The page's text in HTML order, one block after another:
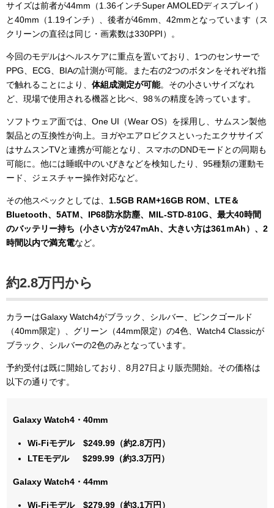
サイズは前者が44mm（1.36インチSuper AMOLEDディスプレイ）
と40mm（1.19インチ）、後者が46mm、42mmとなっています（ス
クリーンの直径は同じ・画素数は330PPI）。
今回のモデルはヘルスケアに重点を置いており、1つのセンサーで
PPG、ECG、BIAの計測が可能。また右の2つのボタンをそれぞれ指
で触れることにより、 体組成測定が可能。その小さいサイズなれ
ど、現場で使用される機器と比べ、98％の精度を誇っています。
ソフトウェア面では、One UI（Wear OS）を採用し、サムスン製他
製品との互換性が向上。ヨガやエアロビクスといったエクササイズ
はサムスンTVと連携が可能となり、スマホのDNDモードとの同期も
可能に。他には睡眠中のいびきなどを検知したり、95種類の運動モ
ード、ジェスチャー操作対応など。
その他スペックとしては、 1.5GB RAM+16GB ROM、LTE＆
Bluetooth、5ATM、IP68防水防塵、MIL-STD-810G、最大40時間
のバッテリー持ち（小さい方が247mAh、大きい方は361ｍAh）、2
時間以内で満充電など。
約2.8万円から
カラーはGalaxy Watch4がブラック、シルバー、ピンクゴールド
（40mm限定）、グリーン（44mm限定）の4色、Watch4 Classicが
ブラック、シルバーの2色のみとなっています。
予約受付は既に開始しており、8月27日より販売開始。その価格は
以下の通りです。
Galaxy Watch4・40mm
Wi-Fiモデル $249.99（約2.8万円）
LTEモデル $299.99（約3.3万円）
Galaxy Watch4・44mm
Wi-Fiモデル $279.99（約3.1万円）